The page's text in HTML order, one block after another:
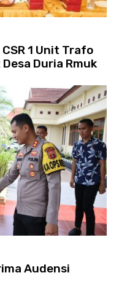
1 Unit Trafo
Duria Rmuk
Audensi